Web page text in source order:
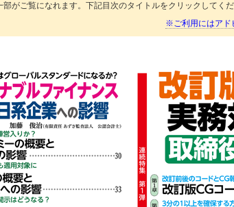
がご覧になれます。下記目次のタイトルをクリックしてくだ
※ご利用にはアド